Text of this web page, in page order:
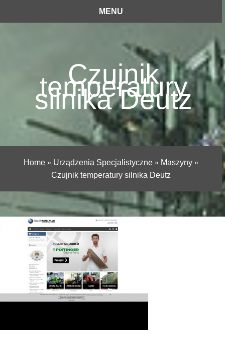
MENU
Czujnik
temperatury
silnika Deutz
Home » Urządzenia Specjalistyczne » Maszyny »
Czujnik temperatury silnika Deutz